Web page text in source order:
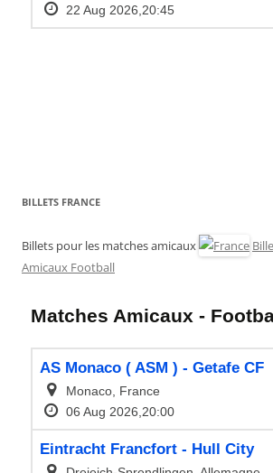
BILLETS FRANCE
Billets pour les matches amicaux
Amicaux Football